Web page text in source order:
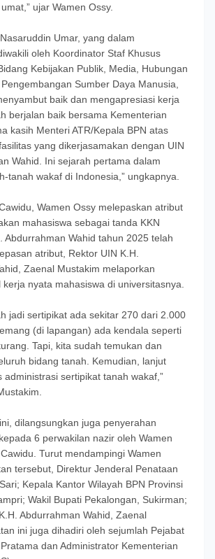
ujar Wamen Ossy.
Umar, yang dalam
oleh Koordinator Staf Khusus
Kebijakan Publik, Media, Hubungan
Sumber Daya Manusia,
baik dan mengapresiasi kerja
berjalan baik bersama Kementerian
kasih Menteri ATR/Kepala BPN atas
yang dikerjasamakan dengan UIN
Wahid. Ini sejarah pertama dalam
tanah wakaf di Indonesia,” ungkapnya.
Wamen Ossy melepaskan atribut
mahasiswa sebagai tanda KKN
Abdurrahman Wahid tahun 2025 telah
atribut, Rektor UIN K.H.
Zaenal Mustakim melaporkan
nyata mahasiswa di universitasnya.
jadi sertipikat ada sekitar 270 dari 2.000
(di lapangan) ada kendala seperti
Tapi, kita sudah temukan dan
bidang tanah. Kemudian, lanjut
administrasi sertipikat tanah wakaf,”
dilangsungkan juga penyerahan
6 perwakilan nazir oleh Wamen
Turut mendampingi Wamen
tersebut, Direktur Jenderal Penataan
Kepala Kantor Wilayah BPN Provinsi
Wakil Bupati Pekalongan, Sukirman;
Abdurrahman Wahid, Zaenal
ini juga dihadiri oleh sejumlah Pejabat
dan Administrator Kementerian